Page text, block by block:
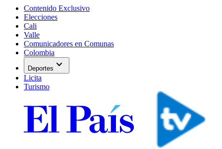
Contenido Exclusivo
Elecciones
Cali
Valle
Comunicadores en Comunas
Colombia
Deportes expand_more
Licita
Turismo